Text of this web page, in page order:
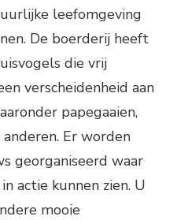
leefomgeving
De boerderij heeft
die vrij
verscheidenheid aan
papegaaien,
Er worden
georganiseerd waar
actie kunnen zien. U
mooie